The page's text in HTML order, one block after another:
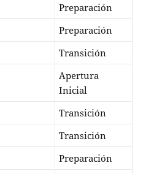
Preparación
Preparación
Transición
Apertura
Inicial
Transición
Transición
Preparación